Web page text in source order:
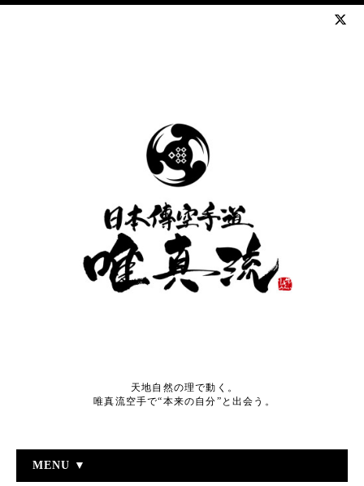
天地自然の理で動く。
唯真流空手で“本来の自分”と出会う。
MENU ▼